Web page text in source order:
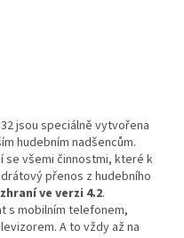
jsou speciálně vytvořena
hudebním nadšencům.
se všemi činnostmi, které k
přenos z hudebního
ve verzi 4.2.
s mobilním telefonem,
A to vždy až na